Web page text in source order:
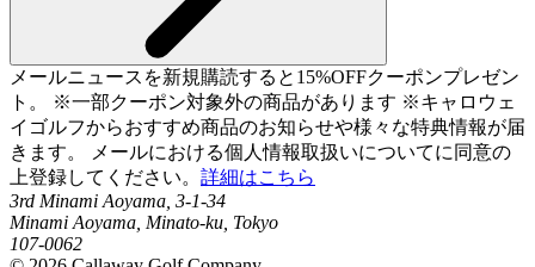
メールニュースを新規購読すると15%OFFクーポンプレゼン
ト。 ※一部クーポン対象外の商品があります ※キャロウェ
イゴルフからおすすめ商品のお知らせや様々な特典情報が届
きます。 メールにおける個人情報取扱いについてに同意の
上登録してください。 詳細はこちら
3rd Minami Aoyama, 3-1-34
Minami Aoyama, Minato-ku, Tokyo
107-0062